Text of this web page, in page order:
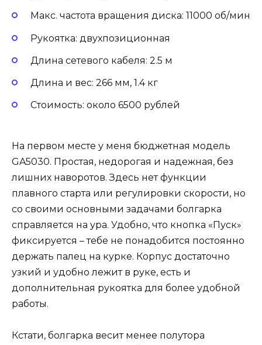
Макс. частота вращения диска: 11000 об/мин
Рукоятка: двухпозиционная
Длина сетевого кабеля: 2.5 м
Длина и вес: 266 мм, 1.4 кг
Стоимость: около 6500 рублей
На первом месте у меня бюджетная модель
GA5030. Простая, недорогая и надежная, без
лишних наворотов. Здесь нет функции
плавного старта или регулировки скорости, но
со своими основными задачами болгарка
справляется на ура. Удобно, что кнопка «Пуск»
фиксируется – тебе не понадобится постоянно
держать палец на курке. Корпус достаточно
узкий и удобно лежит в руке, есть и
дополнительная рукоятка для более удобной
работы.
Кстати, болгарка весит менее полутора